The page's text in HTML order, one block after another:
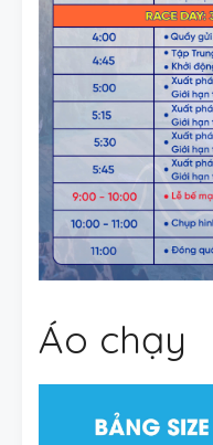
Áo chạy